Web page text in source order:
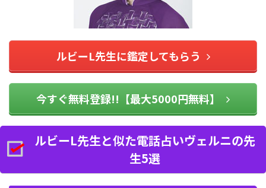
ルビーL先生に鑑定してもらう
今すぐ無料登録!!【最大5000円無料】
ルビーL先生と似た電話占いヴェルニの先
生5選